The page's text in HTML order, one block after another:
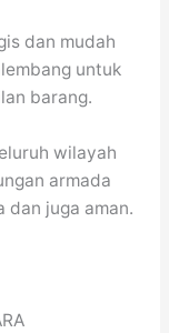
dan mudah
untuk
barang.
wilayah
armada
dan juga aman.